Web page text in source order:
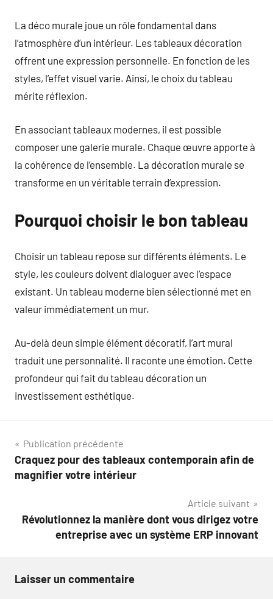
La déco murale joue un rôle fondamental dans
l’atmosphère d’un intérieur. Les tableaux décoration
offrent une expression personnelle. En fonction de les
styles, l’effet visuel varie. Ainsi, le choix du tableau
mérite réflexion.
En associant tableaux modernes, il est possible
composer une galerie murale. Chaque œuvre apporte à
la cohérence de l’ensemble. La décoration murale se
transforme en un véritable terrain d’expression.
Pourquoi choisir le bon tableau
Choisir un tableau repose sur différents éléments. Le
style, les couleurs doivent dialoguer avec l’espace
existant. Un tableau moderne bien sélectionné met en
valeur immédiatement un mur.
Au-delà deun simple élément décoratif, l’art mural
traduit une personnalité. Il raconte une émotion. Cette
profondeur qui fait du tableau décoration un
investissement esthétique.
Navigation
de
Publication précédente
Craquez pour des tableaux contemporain afin de
magnifier votre intérieur
Article suivant
Révolutionnez la manière dont vous dirigez votre
entreprise avec un système ERP innovant
Laisser un commentaire